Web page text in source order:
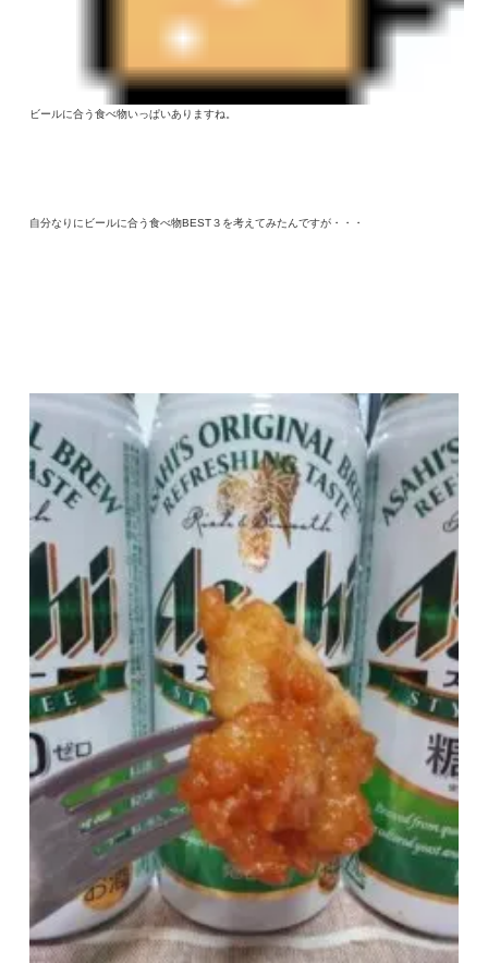
ビールに合う食べ物いっぱいありますね。
自分なりにビールに合う食べ物BEST３を考えてみたんですが・・・